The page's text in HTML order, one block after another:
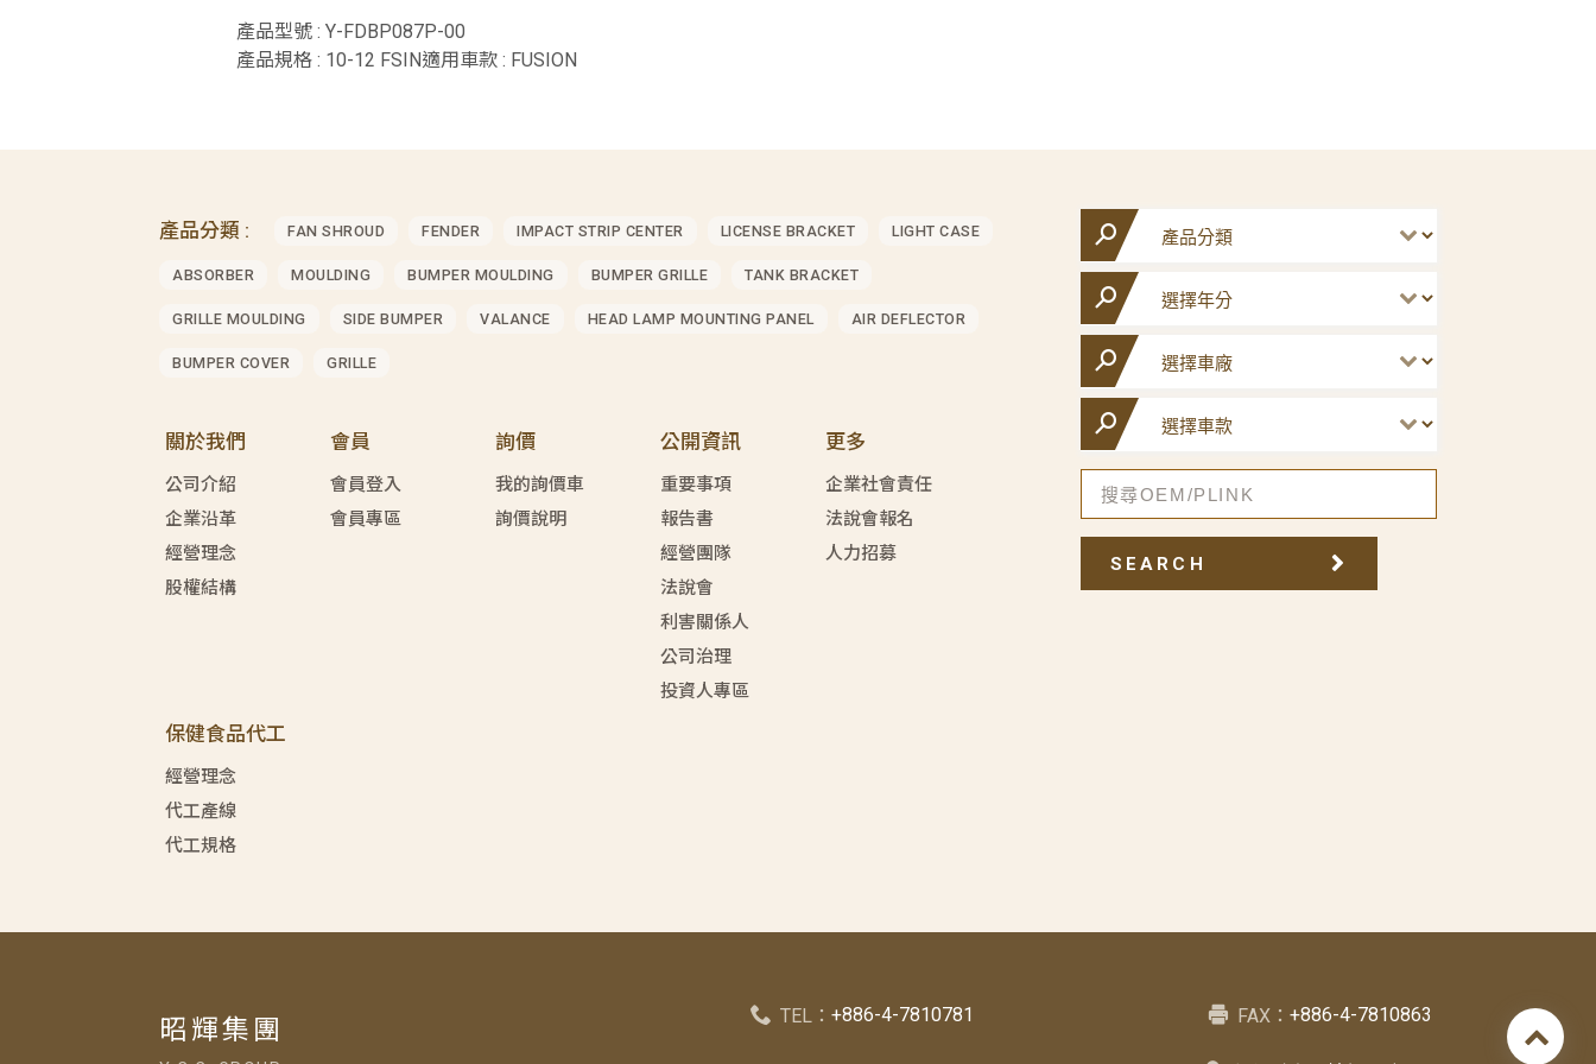
產品型號 : Y-FDBP087P-00
產品規格 : 10-12 FSIN適用車款 : FUSION
產品分類 : FAN SHROUD FENDER IMPACT STRIP CENTER LICENSE BRACKET LIGHT CASE
ABSORBER MOULDING BUMPER MOULDING BUMPER GRILLE TANK BRACKET
GRILLE MOULDING SIDE BUMPER VALANCE HEAD LAMP MOUNTING PANEL AIR DEFLECTOR
BUMPER COVER GRILLE
關於我們
公司介紹
企業沿革
經營理念
股權結構
會員
會員登入
會員專區
詢價
我的詢價車
詢價說明
公開資訊
重要事項
報告書
經營團隊
法說會
利害關係人
公司治理
投資人專區
更多
企業社會責任
法說會報名
人力招募
保健食品代工
經營理念
代工產線
代工規格
SEARCH
昭輝集團 TEL： +886-4-7810781 FAX：+886-4-7810863